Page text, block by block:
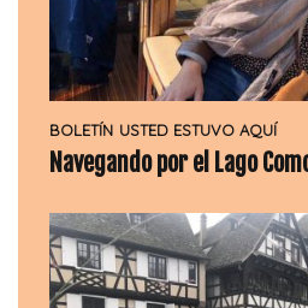
BOLETÍN USTED ESTUVO AQUÍ
Navegando por el Lago